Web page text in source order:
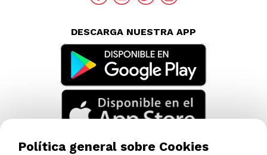
DESCARGA NUESTRA APP
Política general sobre Cookies